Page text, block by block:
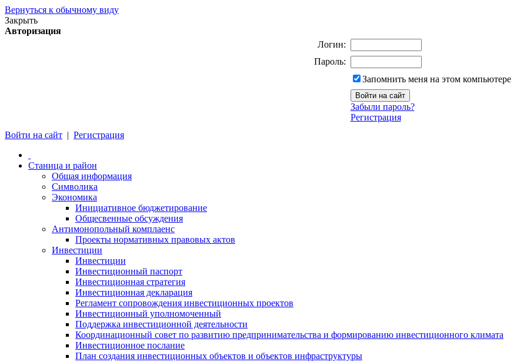
Вернуться к обычному виду
Закрыть
Авторизация
Логин:
Пароль:
Запомнить меня на этом компьютере
Забыли пароль?
Регистрация
Войти на сайт | Регистрация
Станица и район
Общая информация
Символика
Экономика
Инициативное бюджетирование
Общесвенные обсуждения
Антимонопольный комплаенс
Проекты нормативных правовых актов
Инвестиции
Инвестиции
Инвестиционный паспорт
Инвестиционная стратегия
Инвестиционная декларация
Регламент сопровождения инвестиционных проектов
Инвестиционный уполномоченный
Поддержка инвестиционной деятельности
Координационный совет по развитию предпринимательства и формированию инвестиционного климата
Инвестиционное послание
План создания инвестиционных объектов и объектов инфраструктуры